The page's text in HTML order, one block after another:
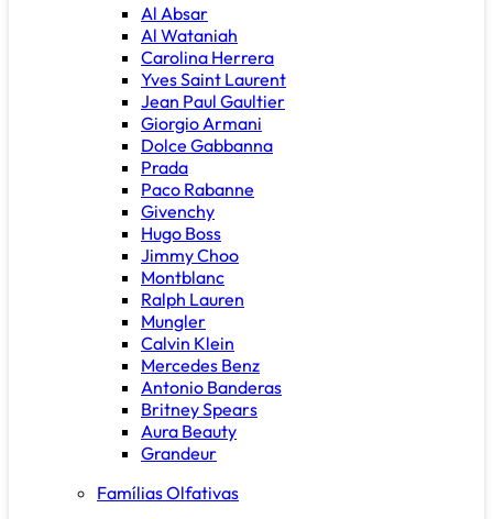
Al Absar
Al Wataniah
Carolina Herrera
Yves Saint Laurent
Jean Paul Gaultier
Giorgio Armani
Dolce Gabbanna
Prada
Paco Rabanne
Givenchy
Hugo Boss
Jimmy Choo
Montblanc
Ralph Lauren
Mungler
Calvin Klein
Mercedes Benz
Antonio Banderas
Britney Spears
Aura Beauty
Grandeur
Famílias Olfativas